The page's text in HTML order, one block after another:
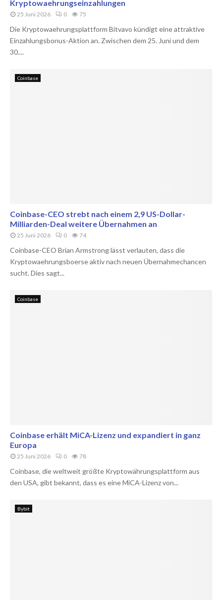
Kryptowaehrungseinzahlungen
25 Juni 2026 0 75
Die Kryptowaehrungsplattform Bitvavo kündigt eine attraktive
Einzahlungsbonus-Aktion an. Zwischen dem 25. Juni und dem
30....
Coinbase
Coinbase-CEO strebt nach einem 2,9 US-Dollar-
Milliarden-Deal weitere Übernahmen an
25 Juni 2026 0 74
Coinbase-CEO Brian Armstrong lässt verlauten, dass die
Kryptowaehrungsboerse aktiv nach neuen Übernahmechancen
sucht. Dies sagt...
Coinbase
Coinbase erhält MiCA-Lizenz und expandiert in ganz
Europa
25 Juni 2026 0 78
Coinbase, die weltweit größte Kryptowährungsplattform aus
den USA, gibt bekannt, dass es eine MiCA-Lizenz von...
Bybit